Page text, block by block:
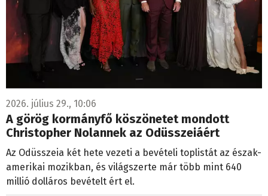
2026. július 29., 10:06
A görög kormányfő köszönetet mondott
Christopher Nolannek az Odüsszeiáért
Az Odüsszeia két hete vezeti a bevételi toplistát az észak-
amerikai mozikban, és világszerte már több mint 640
millió dolláros bevételt ért el.